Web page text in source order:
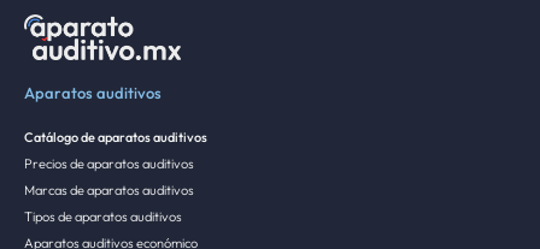
Aparatos auditivos
Catálogo de aparatos auditivos
Precios de aparatos auditivos
Marcas de aparatos auditivos
Tipos de aparatos auditivos
Aparatos auditivos económico